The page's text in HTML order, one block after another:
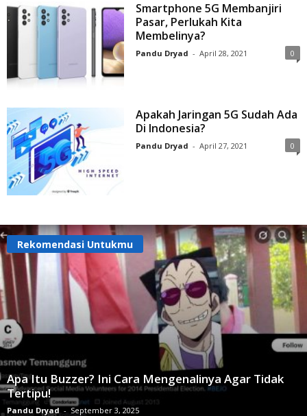
Smartphone 5G Membanjiri
Pasar, Perlukah Kita
Membelinya?
Pandu Dryad - April 28, 2021 0
Apakah Jaringan 5G Sudah Ada
Di Indonesia?
Pandu Dryad - April 27, 2021 0
Rekomendasi Untukmu
Apa Itu Buzzer? Ini Cara Mengenalinya Agar Tidak
Tertipu!
Pandu Dryad - September 3, 2025